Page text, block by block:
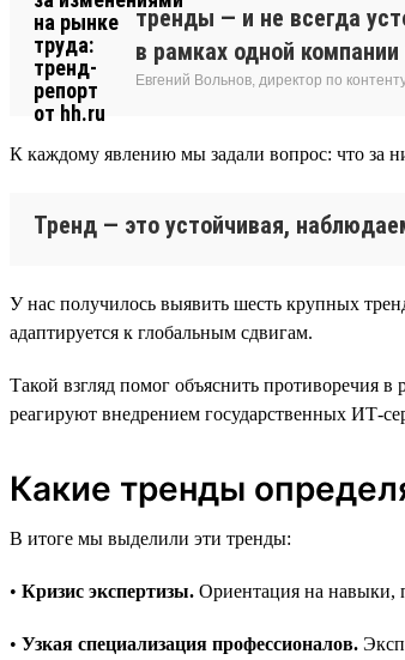
тренды — и не всегда
в рамках одной
Евгений Вольнов, директор по
К каждому явлению мы задали вопрос: что за
Тренд — это устойчивая,
У нас получилось выявить шесть крупных
адаптируется к глобальным сдвигам.
Такой взгляд помог объяснить противоречия
реагируют внедрением государственных ИТ-
Какие тренды
В итоге мы выделили эти тренды:
• Кризис экспертизы. Ориентация на навыки,
• Узкая специализация профессионалов.